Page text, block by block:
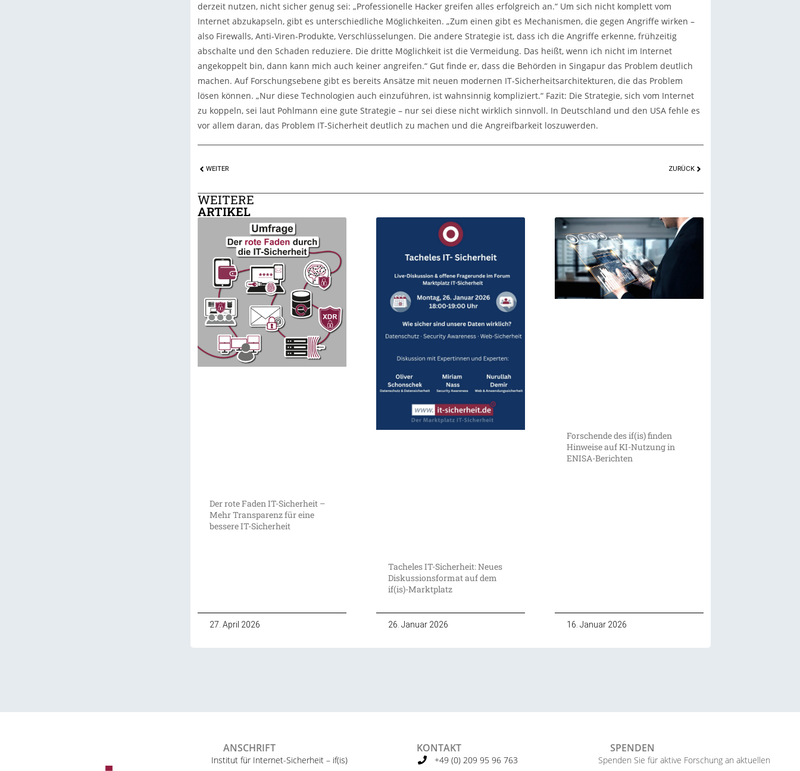
derzeit nutzen, nicht sicher genug sei: „Professionelle Hacker greifen alles erfolgreich an.“ Um sich nicht komplett vom
Internet abzukapseln, gibt es unterschiedliche Möglichkeiten. „Zum einen gibt es Mechanismen, die gegen Angriffe wirken –
also Firewalls, Anti-Viren-Produkte, Verschlüsselungen. Die andere Strategie ist, dass ich die Angriffe erkenne, frühzeitig
abschalte und den Schaden reduziere. Die dritte Möglichkeit ist die Vermeidung. Das heißt, wenn ich nicht im Internet
angekoppelt bin, dann kann mich auch keiner angreifen.“ Gut finde er, dass die Behörden in Singapur das Problem deutlich
machen. Auf Forschungsebene gibt es bereits Ansätze mit neuen modernen IT-Sicherheitsarchitekturen, die das Problem
lösen können. „Nur diese Technologien auch einzuführen, ist wahnsinnig kompliziert.“ Fazit: Die Strategie, sich vom Internet
zu koppeln, sei laut Pohlmann eine gute Strategie – nur sei diese nicht wirklich sinnvoll. In Deutschland und den USA fehle es
vor allem daran, das Problem IT-Sicherheit deutlich zu machen und die Angreifbarkeit loszuwerden.
WEITER ZURÜCK
WEITERE
ARTIKEL
Der rote Faden IT-Sicherheit –
Mehr Transparenz für eine
bessere IT-Sicherheit
27. April 2026
Tacheles IT-Sicherheit: Neues
Diskussionsformat auf dem
if(is)-Marktplatz
26. Januar 2026
Forschende des if(is) finden
Hinweise auf KI-Nutzung in
ENISA-Berichten
16. Januar 2026
ANSCHRIFT
Institut für Internet-Sicherheit – if(is)
KONTAKT
+49 (0) 209 95 96 763
SPENDEN
Spenden Sie für aktive Forschung an aktuellen